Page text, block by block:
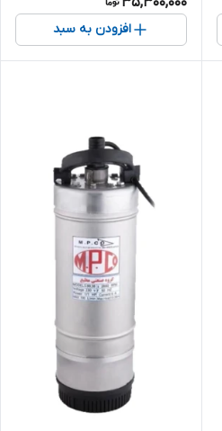
افزودن به سبد